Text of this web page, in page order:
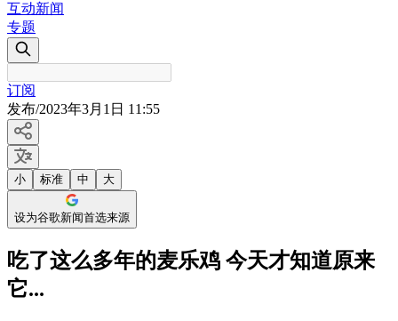
互动新闻
专题
订阅
发布/2023年3月1日 11:55
小 标准 中 大
设为谷歌新闻首选来源
吃了这么多年的麦乐鸡 今天才知道原来
它...